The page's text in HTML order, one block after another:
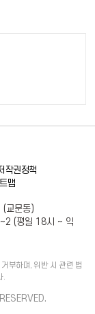
작권정책
맵
교문동)
(평일 18시 ~ 익
부하며, 위반 시 관련 법
.